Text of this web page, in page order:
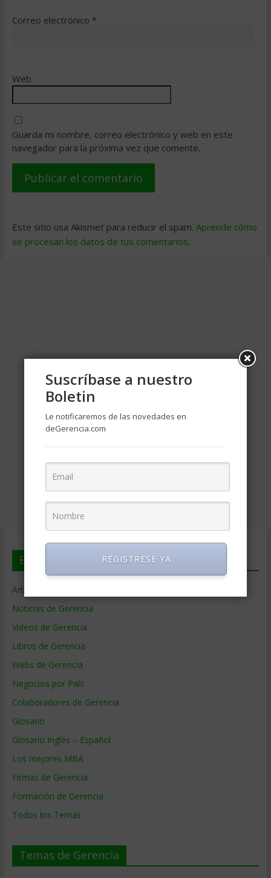
Correo electrónico *
Web
Guarda mi nombre, correo electrónico y web en este
navegador para la próxima vez que comente.
Este sitio usa Akismet para reducir el spam. Aprende cómo
se procesan los datos de tus comentarios.
En deGerencia.com
Artículos de Gerencia
Noticias de Gerencia
Videos de Gerencia
Libros de Gerencia
Webs de Gerencia
Negocios por País
Colaboradores de Gerencia
Glosario
Glosario Inglés – Español
Los mejores MBA
Firmas de Gerencia
Formación de Gerencia
Todos los Temas
Temas de Gerencia
Suscríbase a nuestro
Boletin
Le notificaremos de las novedades en
deGerencia.com
REGISTRESE YA